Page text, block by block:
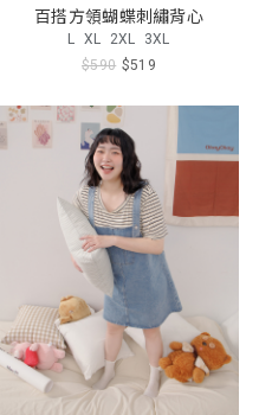
百搭方領蝴蝶刺繡背心
L XL 2XL 3XL
$590 $519